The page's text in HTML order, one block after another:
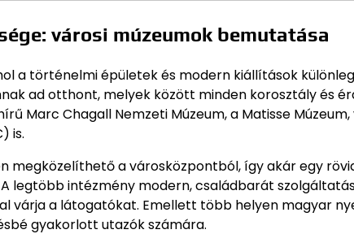
városi múzeumok bemutatása
a történelmi épületek és modern kiállítások
ad otthont, melyek között minden korosztály és
Marc Chagall Nemzeti Múzeum, a Matisse
is.
megközelíthető a városközpontból, így akár egy
legtöbb intézmény modern, családbarát
várja a látogatókat. Emellett több helyen magyar
gyakorlott utazók számára.